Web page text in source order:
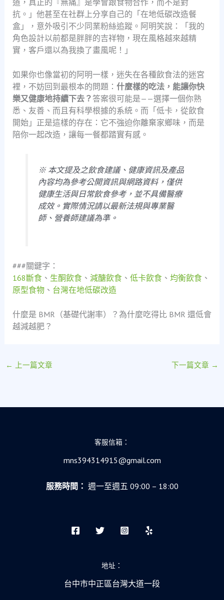
抗。」他甚至在社群上分享自己的「在地低碳改造餐
盒」，意外吸引不少同業粉絲追蹤。阿明笑說：「我的
角色設計以前都是胖胖的吉祥物，現在風格越來越精
實，客戶還以為我換了畫風呢！」
如果你也像當初的阿明一樣，迷失在各種飲食法的迷宮
裡，不妨回到最根本的問題： 什麼樣的吃法，能讓你快
樂又健康地持續下去？ 答案很可能是——選擇一個你熟
悉、友善、而且有科學根據的系統。而「低卡，從飲食
開始」正是這樣的存在：它不強迫你離棄家鄉味，而是
陪你一起改造，讓每一餐都踏實有感。
※ 本文提及之飲食建議、健康資訊及產品
內容均為參考公開資訊與網路資料，僅供
健康生活與日常飲食參考，並不具備醫療
成效。實際情況請以最新法規與專業醫
師、營養師建議為準。
###關鍵字：
168斷食、 生酮飲食、 減醣飲食、 低卡飲食、 均衡飲食、
原型食物、 台灣在地低碳改造
什麼是 BMR（基礎代謝率）？為什麼吃得比 BMR 還低會
越減越肥？
← 上一篇文章 下一篇文章 →
客服信箱：
mns394314915@gmail.com
服務時間： 週一至週五 09:00 – 18:00
地址：
台中市中正區台灣大道一段